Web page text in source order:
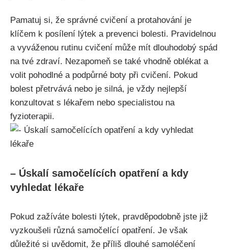
Pamatuj si, že správné cvičení a protahování je
klíčem ⁣k posílení lýtek a ⁢prevenci bolesti. Pravidelnou​
a​ vyváženou rutinu⁤ cvičení‌ může mít dlouhodobý spád‌
na​ tvé zdraví. Nezapomeň se ⁢také vhodně oblékat‍ a
volit pohodlné a⁣ podpůrné boty při ‌cvičení. Pokud‌
bolest přetrvává ⁢nebo⁢ je silná, je vždy nejlepší
konzultovat s lékařem nebo⁤ specialistou‌ na
fyzioterapii.
– Úskalí samočelících opatření a⁤ kdy⁤
vyhledat lékaře
Pokud zažíváte bolesti lýtek,⁣ pravděpodobně jste již⁣
vyzkoušeli různá samočelící opatření. ⁢Je však
důležité ‌si uvědomit,‌ že‍ příliš dlouhé samoléčení